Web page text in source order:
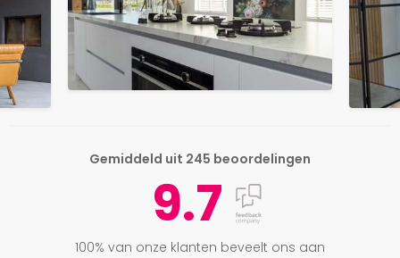
Gemiddeld uit 245 beoordelingen
9.7
100% van onze klanten beveelt ons aan